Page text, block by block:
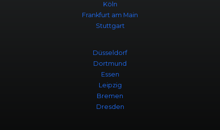
Köln
Frankfurt am Main
Stuttgart
Düsseldorf
Dortmund
Essen
Leipzig
Bremen
Dresden